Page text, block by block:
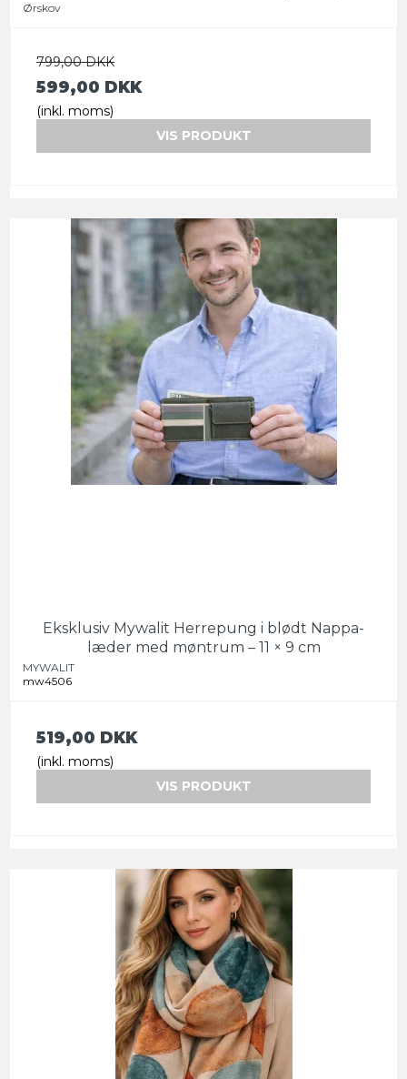
Ørskov
799,00 DKK
599,00 DKK
(inkl. moms)
VIS PRODUKT
Eksklusiv Mywalit Herrepung i blødt Nappa-
læder med møntrum – 11 × 9 cm
MYWALIT
mw4506
519,00 DKK
(inkl. moms)
VIS PRODUKT